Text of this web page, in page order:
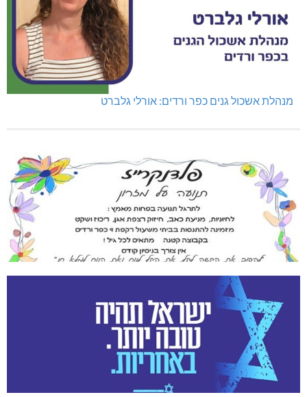
נהריה: נתפסו מאות אלפי שקלים ומט"ח
מנהלת אשכול גנים כפר ורדים: אורלי גלברט